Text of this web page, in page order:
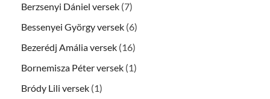
Berzsenyi Dániel versek (7)
Bessenyei György versek (6)
Bezerédj Amália versek (16)
Bornemisza Péter versek (1)
Bródy Lili versek (1)